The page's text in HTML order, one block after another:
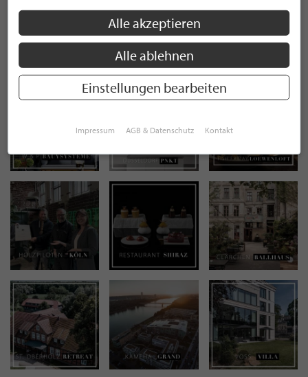
STILPUNKTE AUF
INSTAGRAM
Alle akzeptieren
Alle ablehnen
Einstellungen bearbeiten
Impressum AGB & Datenschutz Kontakt